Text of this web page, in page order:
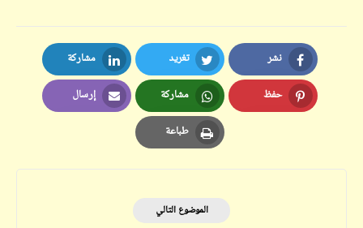
نشر
Facebook
تغريد
Twitter
مشاركة
LinkedIn
حفظ
Pinterest
مشاركة
Whatsapp
إرسال
Email
طباعة
Print
الموضوع التالي